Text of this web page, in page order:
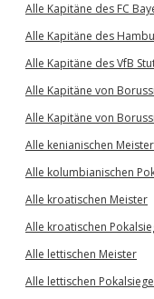
Alle Kapitäne des FC
Alle Kapitäne des
Alle Kapitäne des VfB
Alle Kapitäne von
Alle Kapitäne von
Alle kenianischen Meister
Alle kolumbianischen
Alle kroatischen Meister
Alle kroatischen
Alle lettischen Meister
Alle lettischen